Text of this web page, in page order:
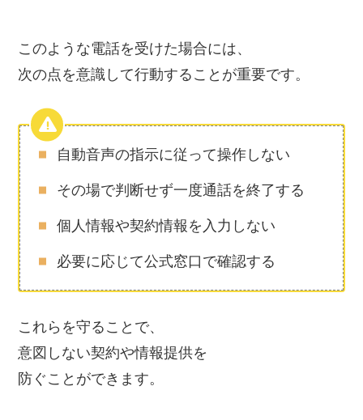
このような電話を受けた場合には、
次の点を意識して行動することが重要です。
自動音声の指示に従って操作しない
その場で判断せず一度通話を終了する
個人情報や契約情報を入力しない
必要に応じて公式窓口で確認する
これらを守ることで、
意図しない契約や情報提供を
防ぐことができます。